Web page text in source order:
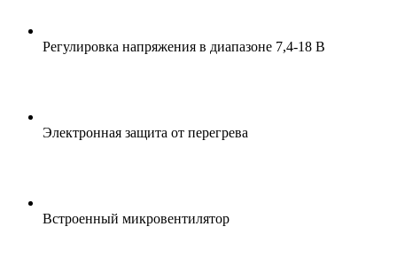
Регулировка напряжения в диапазоне 7,4-18 В
Электронная защита от перегрева
Встроенный микровентилятор